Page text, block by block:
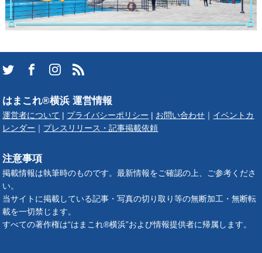
はまこれ®横浜 運営情報
運営者について プライバシーポリシー お問い合わせ
イベントカ
レンダー
プレスリリース・記事掲載依頼
注意事項
掲載情報は執筆時のものです。最新情報をご確認の上、ご参考くださ
い。
当サイトに掲載している記事・写真の切り取り等の無断加工・無断転
載を一切禁じます。
すべての著作権は“はまこれ®横浜”および情報提供者に帰属します。